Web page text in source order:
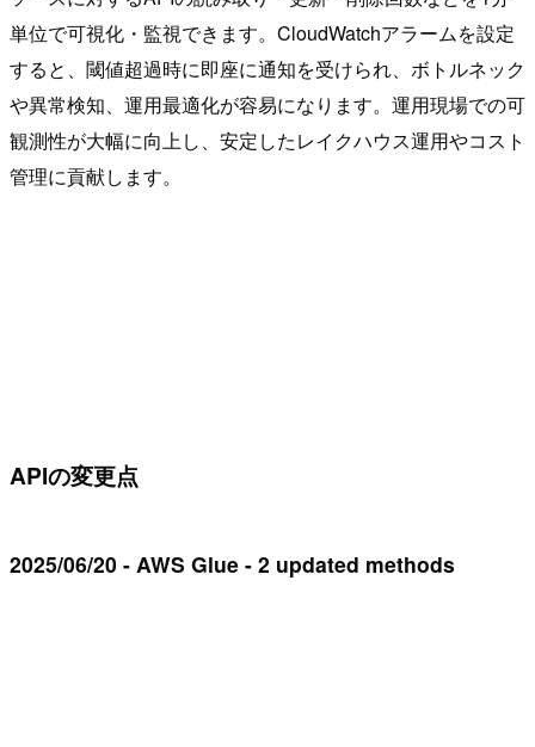
単位で可視化・監視できます。CloudWatchアラームを設定
すると、閾値超過時に即座に通知を受けられ、ボトルネック
や異常検知、運用最適化が容易になります。運用現場での可
観測性が大幅に向上し、安定したレイクハウス運用やコスト
管理に貢献します。
APIの変更点
2025/06/20 - AWS Glue - 2 updated methods